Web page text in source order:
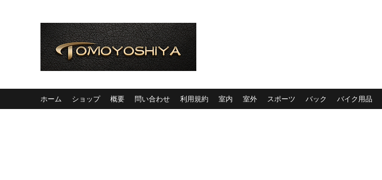
ホーム ショップ 概要 問い合わせ 利用規約 室内 室外 スポーツ バック バイク用品